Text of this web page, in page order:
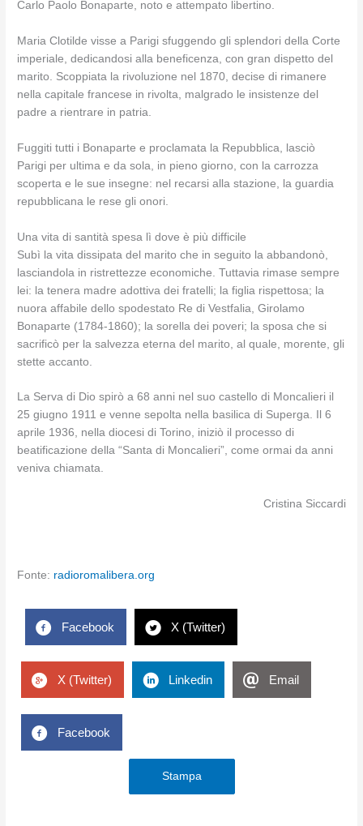
Carlo Paolo Bonaparte, noto e attempato libertino.
Maria Clotilde visse a Parigi sfuggendo gli splendori della Corte
imperiale, dedicandosi alla beneficenza, con gran dispetto del
marito. Scoppiata la rivoluzione nel 1870, decise di rimanere
nella capitale francese in rivolta, malgrado le insistenze del
padre a rientrare in patria.
Fuggiti tutti i Bonaparte e proclamata la Repubblica, lasciò
Parigi per ultima e da sola, in pieno giorno, con la carrozza
scoperta e le sue insegne: nel recarsi alla stazione, la guardia
repubblicana le rese gli onori.
Una vita di santità spesa lì dove è più difficile
Subì la vita dissipata del marito che in seguito la abbandonò,
lasciandola in ristrettezze economiche. Tuttavia rimase sempre
lei: la tenera madre adottiva dei fratelli; la figlia rispettosa; la
nuora affabile dello spodestato Re di Vestfalia, Girolamo
Bonaparte (1784-1860); la sorella dei poveri; la sposa che si
sacrificò per la salvezza eterna del marito, al quale, morente, gli
stette accanto.
La Serva di Dio spirò a 68 anni nel suo castello di Moncalieri il
25 giugno 1911 e venne sepolta nella basilica di Superga. Il 6
aprile 1936, nella diocesi di Torino, iniziò il processo di
beatificazione della “Santa di Moncalieri”, come ormai da anni
veniva chiamata.
Cristina Siccardi
Fonte: radioromalibera.org
Facebook X (Twitter)
X (Twitter) Linkedin Email
Facebook
Stampa